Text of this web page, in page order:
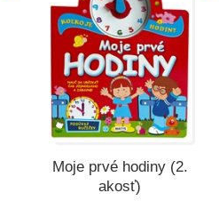
Moje prvé hodiny (2.
akosť)